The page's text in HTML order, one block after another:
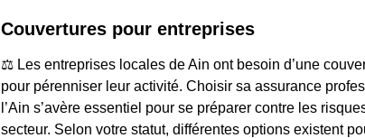
Couvertures pour entreprises
⚖️ Les entreprises locales de Ain ont besoin d’une
pour pérenniser leur activité. Choisir sa assurance
l’Ain s’avère essentiel pour se préparer contre les
secteur. Selon votre statut, différentes options existent